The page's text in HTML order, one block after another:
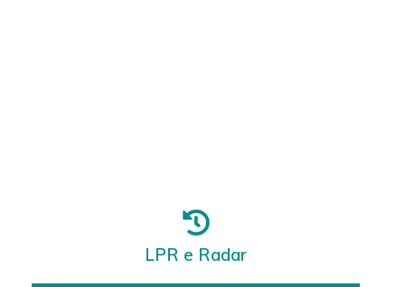
LPR e Radar